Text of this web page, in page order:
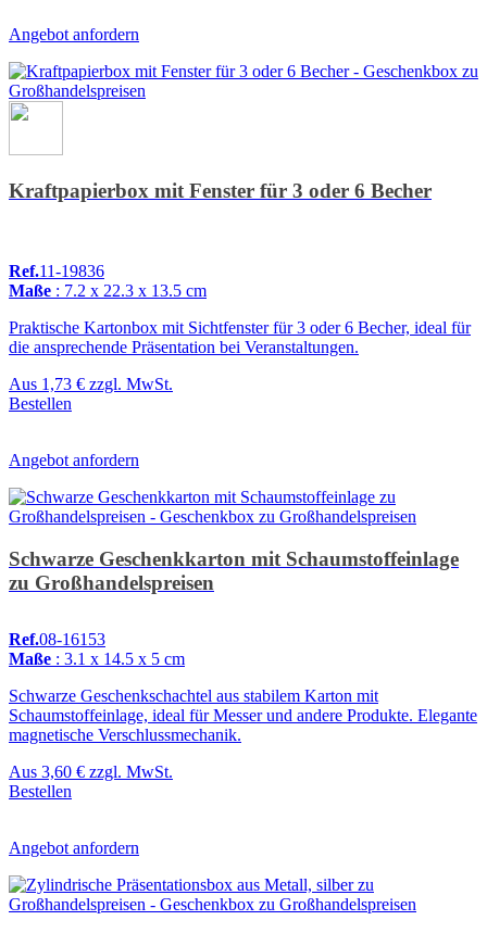
Angebot anfordern
Kraftpapierbox mit Fenster für 3 oder 6 Becher
Ref.11-19836
Maße : 7.2 x 22.3 x 13.5 cm
Praktische Kartonbox mit Sichtfenster für 3 oder 6 Becher, ideal für
die ansprechende Präsentation bei Veranstaltungen.
Aus 1,73 € zzgl. MwSt.
Bestellen
Angebot anfordern
Schwarze Geschenkkarton mit Schaumstoffeinlage
zu Großhandelspreisen
Ref.08-16153
Maße : 3.1 x 14.5 x 5 cm
Schwarze Geschenkschachtel aus stabilem Karton mit
Schaumstoffeinlage, ideal für Messer und andere Produkte. Elegante
magnetische Verschlussmechanik.
Aus 3,60 € zzgl. MwSt.
Bestellen
Angebot anfordern